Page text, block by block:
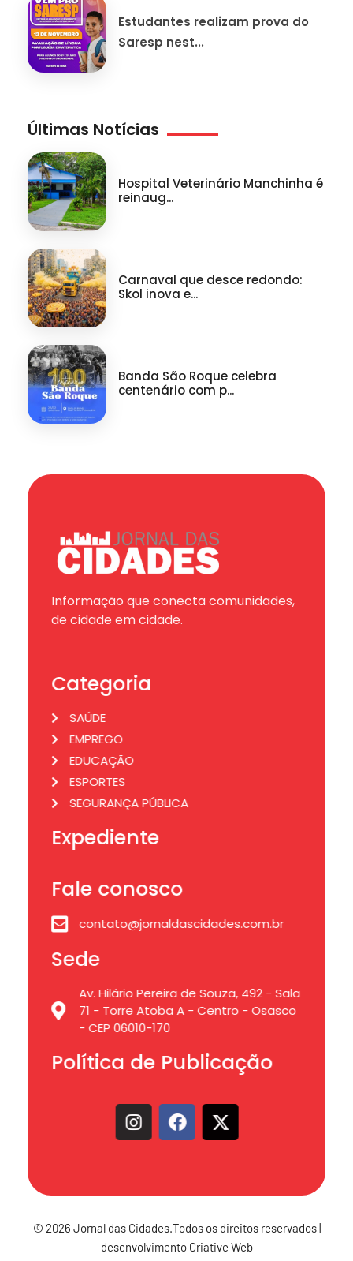
Estudantes realizam prova do
Saresp nest...
Últimas Notícias
Hospital Veterinário Manchinha é
reinaug...
Carnaval que desce redondo:
Skol inova e...
Banda São Roque celebra
centenário com p...
Informação que conecta comunidades,
de cidade em cidade.
Categoria
SAÚDE
EMPREGO
EDUCAÇÃO
ESPORTES
SEGURANÇA PÚBLICA
Expediente
Fale conosco
contato@jornaldascidades.com.br
Sede
Av. Hilário Pereira de Souza, 492 - Sala
71 - Torre Atoba A - Centro - Osasco
- CEP 06010-170
Política de Publicação
© 2026 Jornal das Cidades.Todos os direitos reservados |
desenvolvimento Criative Web